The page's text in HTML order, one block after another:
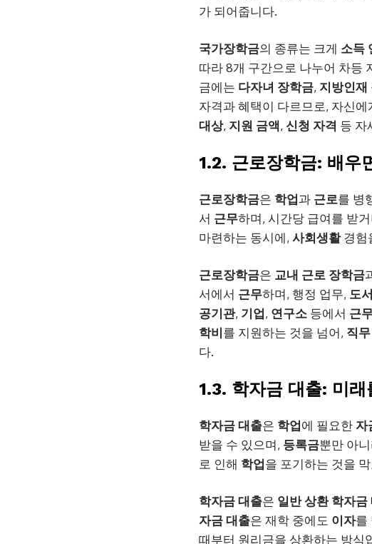
가 되어줍니다.
국가장학금의 종류는 크게 소득
따라 8개 구간으로 나누어 차등
금에는 다자녀 장학금, 지방인재
자격과 혜택이 다르므로, 자신
대상, 지원 금액, 신청 자격 등 자
1.2. 근로장학금: 배우
근로장학금은 학업과 근로를 병
서 근무하며, 시간당 급여를 받
마련하는 동시에, 사회생활경험
근로장학금은 교내 근로 장학금
서에서 근무하며, 행정 업무, 도
공기관, 기업, 연구소 등에서 근
학비를 지원하는 것을 넘어, 직무
다.
1.3. 학자금 대출: 미
학자금 대출은 학업에 필요한 자
받을 수 있으며, 등록금뿐만 아
로 인해 학업을 포기하는 것을
학자금 대출은 일반 상환 학자금
자금 대출은 재학 중에도 이자를
때부터 원리금을 상환하는 방식